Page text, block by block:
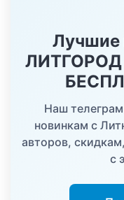
Лучшие
Наш
новинкам с
авторов,
с